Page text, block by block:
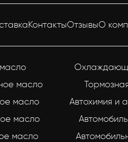
КонтактыОтзывыО
масло
масло
масло
масло
Автохимия и